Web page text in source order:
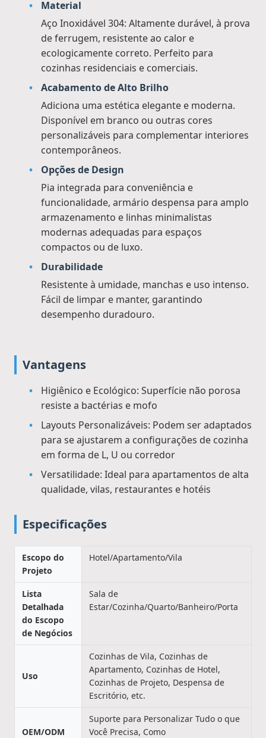
Material
Aço Inoxidável 304: Altamente durável, à prova
de ferrugem, resistente ao calor e
ecologicamente correto. Perfeito para
cozinhas residenciais e comerciais.
Acabamento de Alto Brilho
Adiciona uma estética elegante e moderna.
Disponível em branco ou outras cores
personalizáveis para complementar interiores
contemporâneos.
Opções de Design
Pia integrada para conveniência e
funcionalidade, armário despensa para amplo
armazenamento e linhas minimalistas
modernas adequadas para espaços
compactos ou de luxo.
Durabilidade
Resistente à umidade, manchas e uso intenso.
Fácil de limpar e manter, garantindo
desempenho duradouro.
Vantagens
Higiênico e Ecológico: Superfície não porosa
resiste a bactérias e mofo
Layouts Personalizáveis: Podem ser adaptados
para se ajustarem a configurações de cozinha
em forma de L, U ou corredor
Versatilidade: Ideal para apartamentos de alta
qualidade, vilas, restaurantes e hotéis
Especificações
Escopo do
Projeto
Hotel/Apartamento/Vila
Lista
Detalhada
do Escopo
de Negócios
Sala de
Estar/Cozinha/Quarto/Banheiro/Porta
Uso
Cozinhas de Vila, Cozinhas de
Apartamento, Cozinhas de Hotel,
Cozinhas de Projeto, Despensa de
Escritório, etc.
OEM/ODM
Suporte para Personalizar Tudo o que
Você Precisa, Como